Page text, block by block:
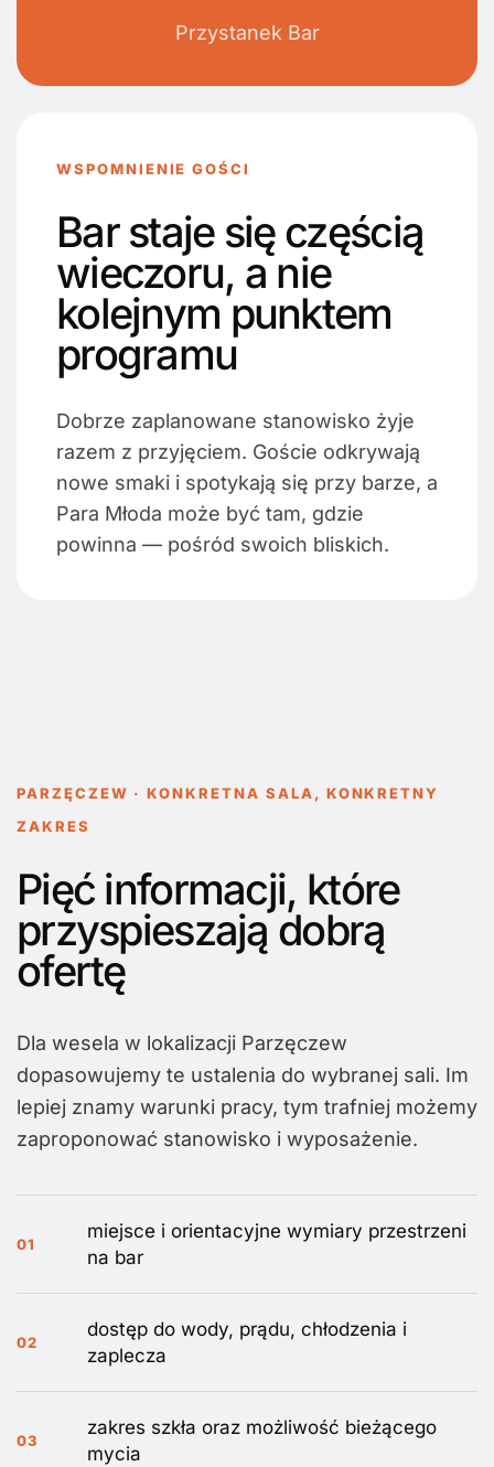
Przystanek Bar
WSPOMNIENIE GOŚCI
Bar staje się częścią
wieczoru, a nie
kolejnym punktem
programu
Dobrze zaplanowane stanowisko żyje
razem z przyjęciem. Goście odkrywają
nowe smaki i spotykają się przy barze, a
Para Młoda może być tam, gdzie
powinna — pośród swoich bliskich.
PARZĘCZEW · KONKRETNA SALA, KONKRETNY
ZAKRES
Pięć informacji, które
przyspieszają dobrą
ofertę
Dla wesela w lokalizacji Parzęczew
dopasowujemy te ustalenia do wybranej sali. Im
lepiej znamy warunki pracy, tym trafniej możemy
zaproponować stanowisko i wyposażenie.
01
miejsce i orientacyjne wymiary przestrzeni
na bar
02
dostęp do wody, prądu, chłodzenia i
zaplecza
03
zakres szkła oraz możliwość bieżącego
mycia